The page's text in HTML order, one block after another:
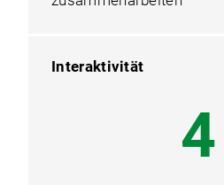
Interaktivität
6